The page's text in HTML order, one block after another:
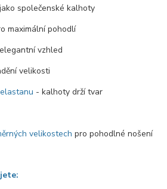
společenské kalhoty
maximální pohodlí
vzhled
velikosti
- kalhoty drží tvar
velikostech pro pohodlné nošení